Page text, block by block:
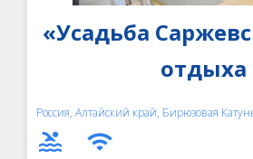
«Усадьба
отдыха
Россия, Алтайский край, Бирюзовая